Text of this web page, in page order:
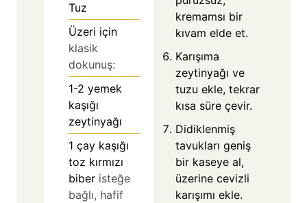
Tuz
Üzeri için
klasik
dokunuş:
1-2 yemek
kaşığı
zeytinyağı
1 çay kaşığı
toz kırmızı
biber isteğe
bağlı, hafif
kremamsı bir
kıvam elde et.
Karışıma
zeytinyağı ve
tuzu ekle, tekrar
kısa süre çevir.
Didiklenmiş
tavukları geniş
bir kaseye al,
üzerine cevizli
karışımı ekle.